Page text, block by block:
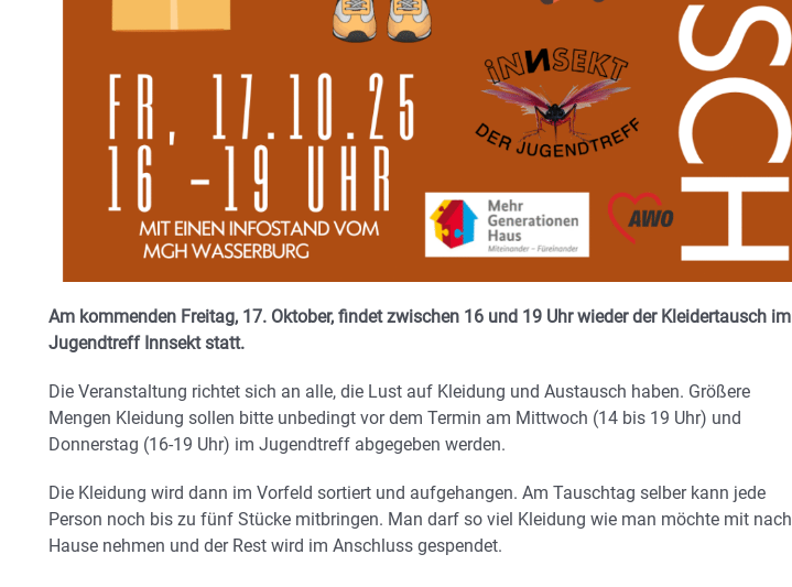
Am kommenden Freitag, 17. Oktober, findet zwischen 16 und 19 Uhr wieder der Kleidertausch im
Jugendtreff Innsekt statt.
Die Veranstaltung richtet sich an alle, die Lust auf Kleidung und Austausch haben. Größere
Mengen Kleidung sollen bitte unbedingt vor dem Termin am Mittwoch (14 bis 19 Uhr) und
Donnerstag (16-19 Uhr) im Jugendtreff abgegeben werden.
Die Kleidung wird dann im Vorfeld sortiert und aufgehangen. Am Tauschtag selber kann jede
Person noch bis zu fünf Stücke mitbringen. Man darf so viel Kleidung wie man möchte mit nach
Hause nehmen und der Rest wird im Anschluss gespendet.